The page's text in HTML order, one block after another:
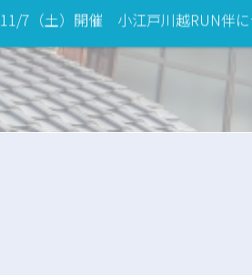
11/7（土）開催 小江戸川越RUN伴